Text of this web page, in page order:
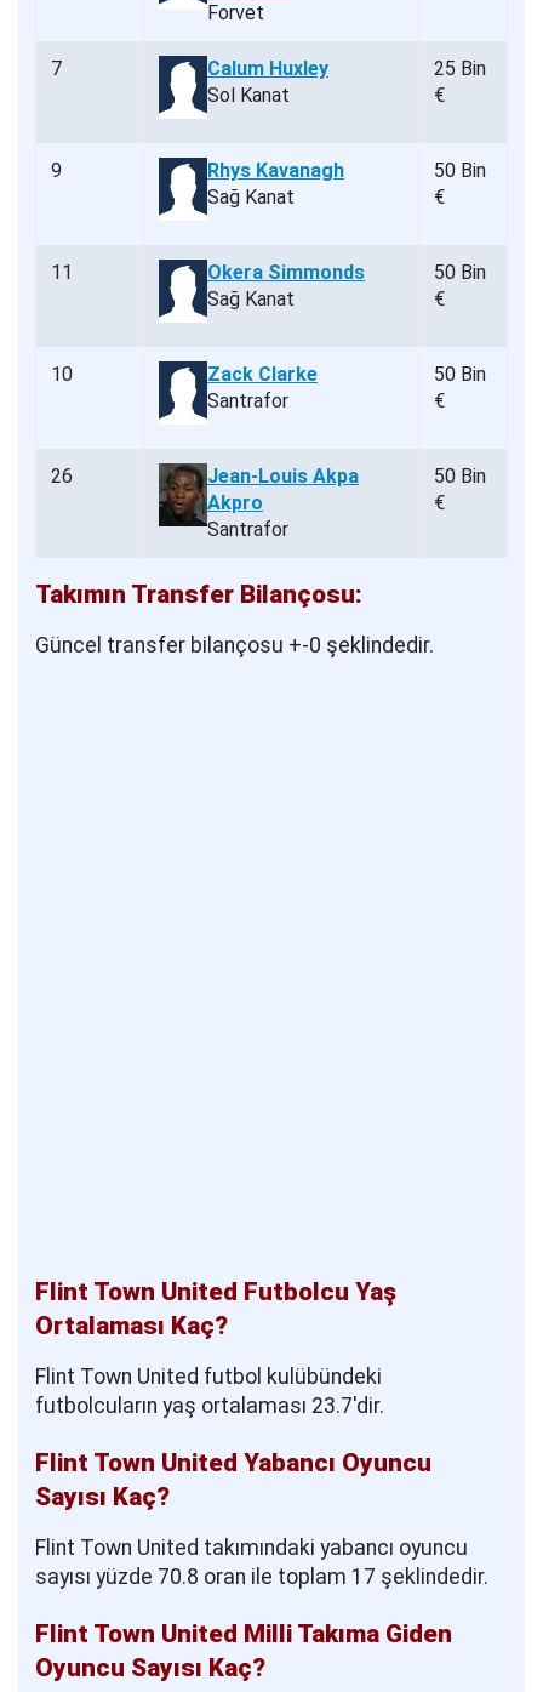
Forvet
7
Calum Huxley
Sol Kanat
25 Bin
€
9
Rhys Kavanagh
Sağ Kanat
50 Bin
€
11
Okera Simmonds
Sağ Kanat
50 Bin
€
10
Zack Clarke
Santrafor
50 Bin
€
26
Jean-Louis Akpa
Akpro
Santrafor
50 Bin
€
Takımın Transfer Bilançosu:
Güncel transfer bilançosu +-0 şeklindedir.
Flint Town United Futbolcu Yaş
Ortalaması Kaç?
Flint Town United futbol kulübündeki
futbolcuların yaş ortalaması 23.7'dir.
Flint Town United Yabancı Oyuncu
Sayısı Kaç?
Flint Town United takımındaki yabancı oyuncu
sayısı yüzde 70.8 oran ile toplam 17 şeklindedir.
Flint Town United Milli Takıma Giden
Oyuncu Sayısı Kaç?